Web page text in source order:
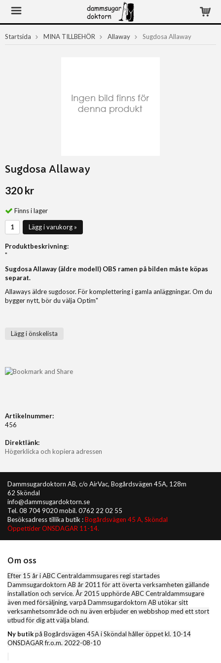
Startsida MINA TILLBEHÖR Allaway Sugdosa Allaway
Sugdosa Allaway
320 kr
Finns i lager
Lägg i varukorg »
Produktbeskrivning:
"
Sugdosa Allaway (äldre modell) OBS ramen på bilden måste köpas
separat.
Allaways äldre sugdosor. För komplettering i gamla anläggningar. Om du
bygger nytt, bör du välja Optim"
Lägg i önskelista
Artikelnummer:
456
Direktlänk:
Högerklicka och kopiera adressen
Dammsugardoktorn AB, c/o AirVac, Bogårdsvägen 45A, 128m
62 Sköndal
info@dammsugardoktorn.se
Tel. 08 704 9020 mobil. 0762 22 02 55
Besöksadress tillika butik :Bogårdsvägen 45 A, Sköndal
Öppettider ONSDAGAR 11-14.
Om oss
Efter 15 år i ABC Centraldammsugares regi startades
Dammsugardoktorn AB år 2011 för att överta verksamheten gällande
installation och service. År 2015 upphörde ABC Centraldammsugare
även med försäljning, varpå Dammsugardoktorn AB utökar sitt
verksamhetsområde och nu även erbjuder en webbshop med ett stort
utbud för dig att välja bland.
Ny butikpå Bogårdsvägen 45A i Sköndal håller öppet kl. 10-14
ONSDAGAR fr.o.m. 2022-08-10